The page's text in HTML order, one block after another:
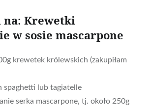
na: Krewetki
w sosie mascarpone
krewetek królewskich (zakupiłam
spaghetti lub tagiatelle
serka mascarpone, tj. około 250g